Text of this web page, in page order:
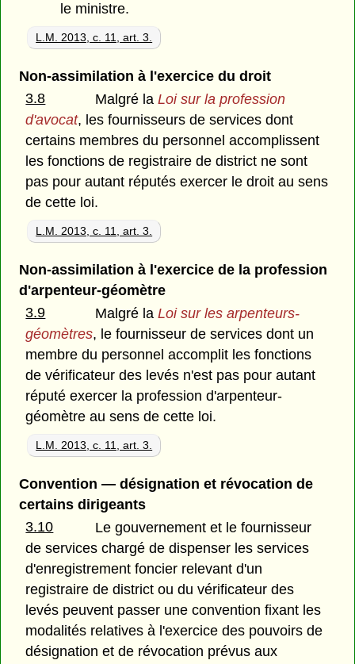
le ministre.
L.M. 2013, c. 11, art. 3.
Non-assimilation à l'exercice du droit
3.8
Malgré laLoi sur la profession
d'avocat, les fournisseurs de services dont
certains membres du personnel accomplissent
les fonctions de registraire de district ne sont
pas pour autant réputés exercer le droit au sens
de cette loi.
L.M. 2013, c. 11, art. 3.
Non-assimilation à l'exercice de la profession
d'arpenteur-géomètre
3.9
Malgré laLoi sur les arpenteurs-
géomètres, le fournisseur de services dont un
membre du personnel accomplit les fonctions
de vérificateur des levés n'est pas pour autant
réputé exercer la profession d'arpenteur-
géomètre au sens de cette loi.
L.M. 2013, c. 11, art. 3.
Convention — désignation et révocation de
certains dirigeants
3.10
Le gouvernement et le fournisseur
de services chargé de dispenser les services
d'enregistrement foncier relevant d'un
registraire de district ou du vérificateur des
levés peuvent passer une convention fixant les
modalités relatives à l'exercice des pouvoirs de
désignation et de révocation prévus aux